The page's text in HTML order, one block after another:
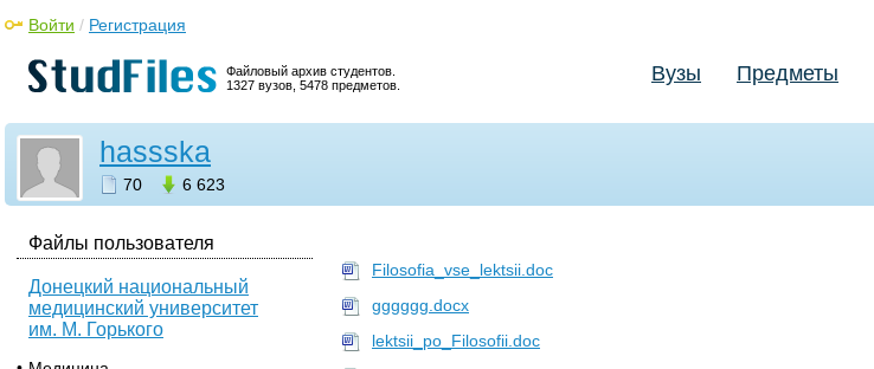
Файловый архив студентов.
1327 вузов, 5478 предметов.
Войти / Регистрация
Вузы Предметы
hassska
70 6 623
Файлы пользователя
Донецкий национальный
медицинский университет
им. М. Горького
Filosofia_vse_lektsii.doc
gggggg.docx
lektsii_po_Filosofii.doc